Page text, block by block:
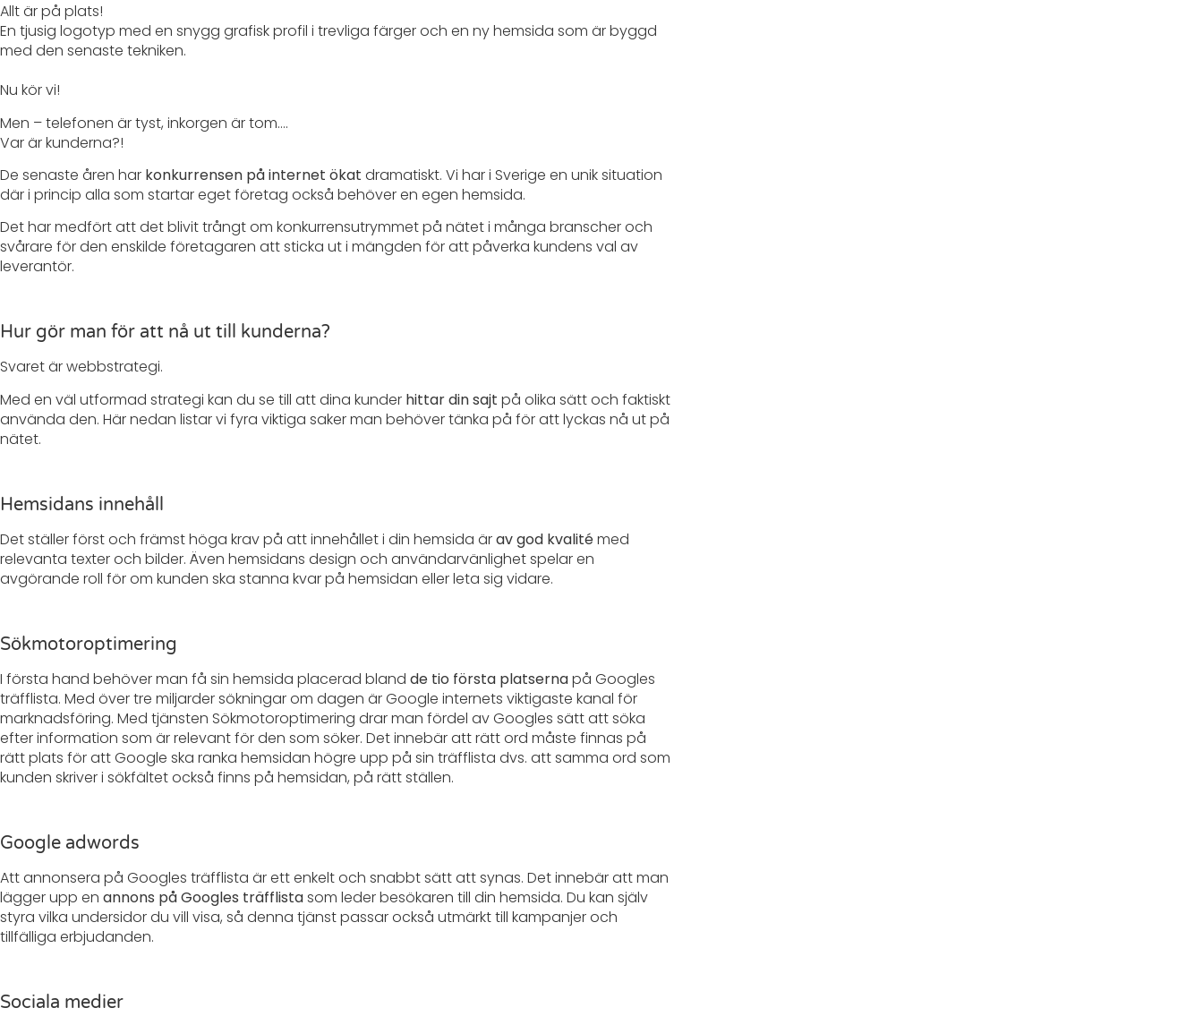
Allt är på plats!
En tjusig logotyp med en snygg grafisk profil i trevliga färger och en ny hemsida som är byggd
med den senaste tekniken.
Nu kör vi!
Men – telefonen är tyst, inkorgen är tom….
Var är kunderna?!
De senaste åren har konkurrensen på internet ökat dramatiskt. Vi har i Sverige en unik situation
där i princip alla som startar eget företag också behöver en egen hemsida.
Det har medfört att det blivit trångt om konkurrensutrymmet på nätet i många branscher och
svårare för den enskilde företagaren att sticka ut i mängden för att påverka kundens val av
leverantör.
Hur gör man för att nå ut till kunderna?
Svaret är webbstrategi.
Med en väl utformad strategi kan du se till att dina kunder hittar din sajt på olika sätt och faktiskt
använda den. Här nedan listar vi fyra viktiga saker man behöver tänka på för att lyckas nå ut på
nätet.
Hemsidans innehåll
Det ställer först och främst höga krav på att innehållet i din hemsida ärav god kvalitémed
relevanta texter och bilder. Även hemsidans design och användarvänlighet spelar en
avgörande roll för om kunden ska stanna kvar på hemsidan eller leta sig vidare.
Sökmotoroptimering
I första hand behöver man få sin hemsida placerad bland de tio första platsernapå Googles
träfflista. Med över tre miljarder sökningar om dagen är Google internets viktigaste kanal för
marknadsföring. Med tjänsten Sökmotoroptimering drar man fördel av Googles sätt att söka
efter information som är relevant för den som söker. Det innebär att rätt ord måste finnas på
rätt plats för att Google ska ranka hemsidan högre upp på sin träfflista dvs. att samma ord som
kunden skriver i sökfältet också finns på hemsidan, på rätt ställen.
Google adwords
Att annonsera på Googles träfflista är ett enkelt och snabbt sätt att synas. Det innebär att man
lägger upp en annons på Googles träfflistasom leder besökaren till din hemsida. Du kan själv
styra vilka undersidor du vill visa, så denna tjänst passar också utmärkt till kampanjer och
tillfälliga erbjudanden.
Sociala medier